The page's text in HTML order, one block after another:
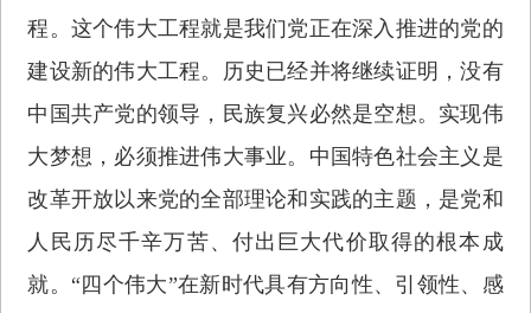
程。这个伟大工程就是我们党正在深入推进的党的
建设新的伟大工程。历史已经并将继续证明，没有
中国共产党的领导，民族复兴必然是空想。实现伟
大梦想，必须推进伟大事业。中国特色社会主义是
改革开放以来党的全部理论和实践的主题，是党和
人民历尽千辛万苦、付出巨大代价取得的根本成
就。“四个伟大”在新时代具有方向性、引领性、感